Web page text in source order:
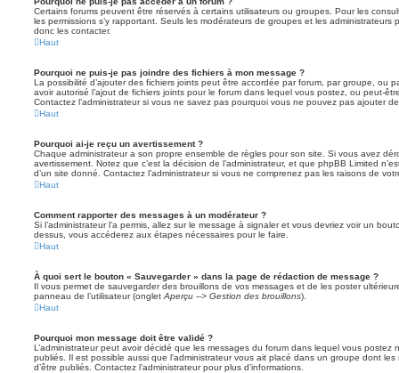
Certains forums peuvent être réservés à certains utilisateurs ou groupes. Pour les
les permissions s’y rapportant. Seuls les modérateurs de groupes et les
donc les contacter.
Haut
Pourquoi ne puis-je pas joindre des fichiers à mon message ?
La possibilité d’ajouter des fichiers joints peut être accordée par forum, par groupe, ou
avoir autorisé l’ajout de fichiers joints pour le forum dans lequel vous postez, ou peut-
Contactez l’administrateur si vous ne savez pas pourquoi vous ne pouvez pas ajouter
Haut
Pourquoi ai-je reçu un avertissement ?
Chaque administrateur a son propre ensemble de règles pour son site. Si vous avez
avertissement. Notez que c’est la décision de l’administrateur, et que phpBB Limited
d’un site donné. Contactez l’administrateur si vous ne comprenez pas les raisons de
Haut
Comment rapporter des messages à un modérateur ?
Si l’administrateur l’a permis, allez sur le message à signaler et vous devriez voir un
dessus, vous accéderez aux étapes nécessaires pour le faire.
Haut
À quoi sert le bouton « Sauvegarder » dans la page de rédaction de message ?
Il vous permet de sauvegarder des brouillons de vos messages et de les poster
panneau de l’utilisateur (onglet Aperçu --> Gestion des brouillons).
Haut
Pourquoi mon message doit être validé ?
L’administrateur peut avoir décidé que les messages du forum dans lequel vous postez
publiés. Il est possible aussi que l’administrateur vous ait placé dans un groupe dont
d’être publiés. Contactez l’administrateur pour plus d’informations.